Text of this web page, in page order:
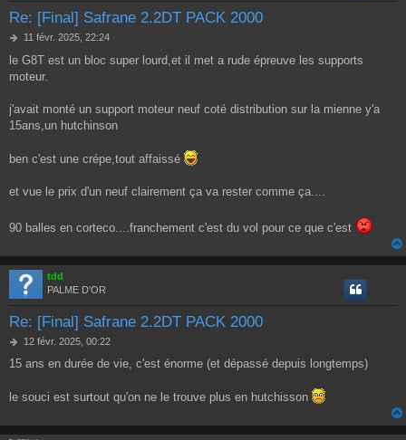
Re: [Final] Safrane 2.2DT PACK 2000
M
s
s
11 févr. 2025, 22:24
le G8T est un bloc super lourd,et il met a rude épreuve les supports
moteur.
j'avait monté un support moteur neuf coté distribution sur la mienne y'a
15ans,un hutchinson
ben c'est une crépe,tout affaissé
et vue le prix d'un neuf clairement ça va rester comme ça....
90 balles en corteco....franchement c'est du vol pour ce que c'est
tdd
PALME D'OR
Re: [Final] Safrane 2.2DT PACK 2000
M
s
a
12 févr. 2025, 00:22
15 ans en durée de vie, c'est énorme (et dépassé depuis longtemps)
le souci est surtout qu'on ne le trouve plus en hutchisson